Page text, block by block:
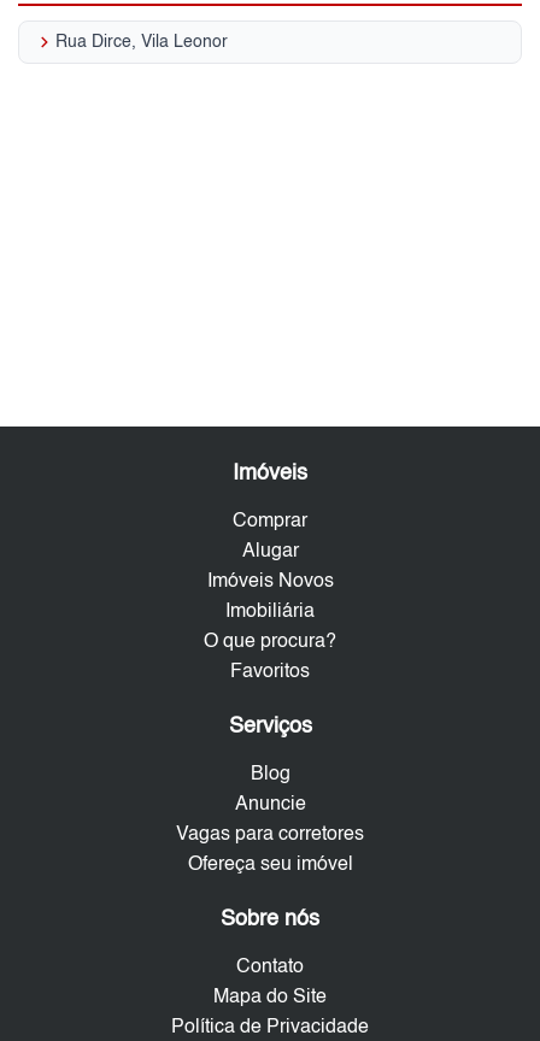
keyboard_arrow_right Rua Dirce, Vila Leonor
Imóveis
Comprar
Alugar
Imóveis Novos
Imobiliária
O que procura?
Favoritos
Serviços
Blog
Anuncie
Vagas para corretores
Ofereça seu imóvel
Sobre nós
Contato
Mapa do Site
Política de Privacidade